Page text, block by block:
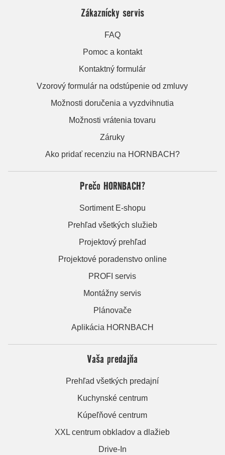
Zákaznícky servis
FAQ
Pomoc a kontakt
Kontaktný formulár
Vzorový formulár na odstúpenie od zmluvy
Možnosti doručenia a vyzdvihnutia
Možnosti vrátenia tovaru
Záruky
Ako pridať recenziu na HORNBACH?
Prečo HORNBACH?
Sortiment E-shopu
Prehľad všetkých služieb
Projektový prehľad
Projektové poradenstvo online
PROFI servis
Montážny servis
Plánovače
Aplikácia HORNBACH
Vaša predajňa
Prehľad všetkých predajní
Kuchynské centrum
Kúpeľňové centrum
XXL centrum obkladov a dlažieb
Drive-In